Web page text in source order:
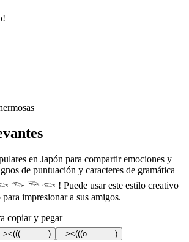
en Japón para compartir emociones y
de puntuación y caracteres de gramática
𓆞 𓆝 𓆟 ! Puede usar este estilo creativo
impresionar a sus amigos.
copiar y pegar
><(((.______)
. ><(((o ______)